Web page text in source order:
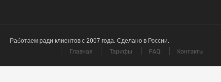
Работаем ради клиентов с 2007 года. Сделано в России.
Главная
Тарифы FAQ Контакты